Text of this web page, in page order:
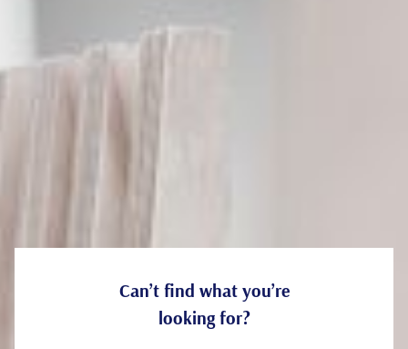
Can’t find what you’re
looking for?